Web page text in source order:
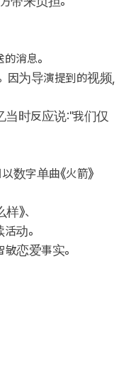
消息。
因为导演提到的视频,
当时反应说:"我们仅
数字单曲《火箭》
》、
动。
恋爱事实。